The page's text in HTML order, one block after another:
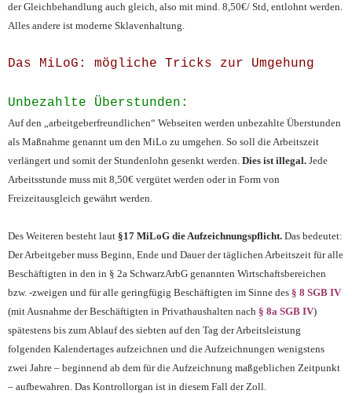
der Gleichbehandlung auch gleich, also mit mind. 8,50€/ Std, entlohnt werden.
Alles andere ist moderne Sklavenhaltung.
Das MiLoG: mögliche Tricks zur Umgehung
Unbezahlte Überstunden:
Auf den „arbeitgeberfreundlichen“ Webseiten werden unbezahlte Überstunden
als Maßnahme genannt um den MiLo zu umgehen. So soll die Arbeitszeit
verlängert und somit der Stundenlohn gesenkt werden. Dies ist illegal. Jede
Arbeitsstunde muss mit 8,50€ vergütet werden oder in Form von
Freizeitausgleich gewährt werden.
Des Weiteren besteht laut §17 MiLoG die Aufzeichnungspflicht. Das bedeutet:
Der Arbeitgeber muss Beginn, Ende und Dauer der täglichen Arbeitszeit für alle
Beschäftigten in den in § 2a SchwarzArbG genannten Wirtschaftsbereichen
bzw. -zweigen und für alle geringfügig Beschäftigten im Sinne des § 8 SGB IV
(mit Ausnahme der Beschäftigten in Privathaushalten nach § 8a SGB IV)
spätestens bis zum Ablauf des siebten auf den Tag der Arbeitsleistung
folgenden Kalendertages aufzeichnen und die Aufzeichnungen wenigstens
zwei Jahre – beginnend ab dem für die Aufzeichnung maßgeblichen Zeitpunkt
– aufbewahren. Das Kontrollorgan ist in diesem Fall der Zoll.